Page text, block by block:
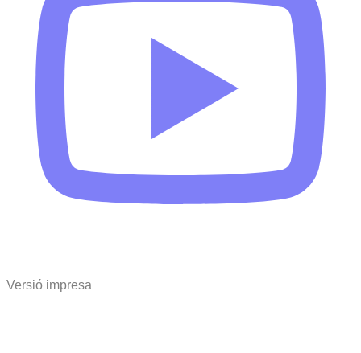
Versió impresa